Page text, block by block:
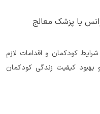
یا پزشک معالج
کودکمان و اقدامات لازم
کیفیت زندگی کودکمان